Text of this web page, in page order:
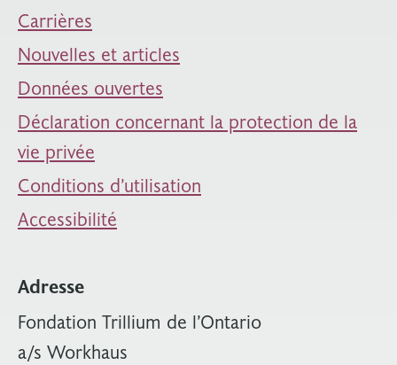
Carrières
Nouvelles et articles
Données ouvertes
Déclaration concernant la protection de la
vie privée
Conditions d’utilisation
Accessibilité
Adresse
Fondation Trillium de l’Ontario
a/s Workhaus